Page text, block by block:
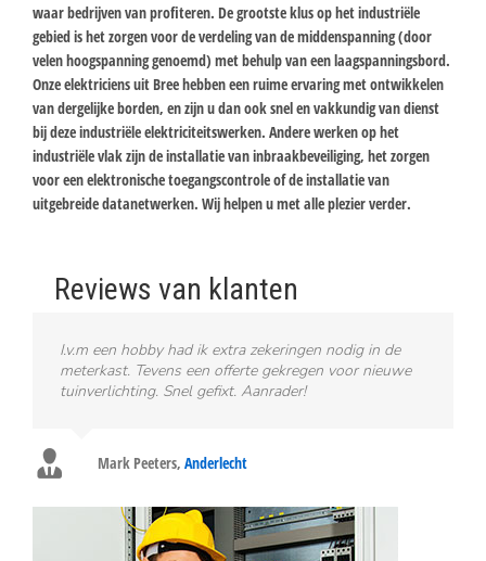
waar bedrijven van profiteren. De grootste klus op het industriële
gebied is het zorgen voor de verdeling van de middenspanning (door
velen hoogspanning genoemd) met behulp van een laagspanningsbord.
Onze elektriciens uit Bree hebben een ruime ervaring met ontwikkelen
van dergelijke borden, en zijn u dan ook snel en vakkundig van dienst
bij deze industriële elektriciteitswerken. Andere werken op het
industriële vlak zijn de installatie van inbraakbeveiliging, het zorgen
voor een elektronische toegangscontrole of de installatie van
uitgebreide datanetwerken. Wij helpen u met alle plezier verder.
Reviews van klanten
I.v.m een hobby had ik extra zekeringen nodig in de
meterkast. Tevens een offerte gekregen voor nieuwe
tuinverlichting. Snel gefixt. Aanrader!
Mark Peeters, Anderlecht